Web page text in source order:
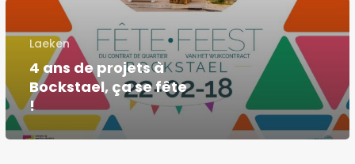
Laeken
4 ans de projets à
Bockstael, ça se fête
!